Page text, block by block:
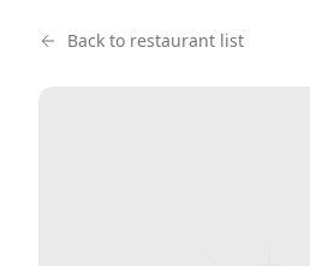
Back to restaurant list